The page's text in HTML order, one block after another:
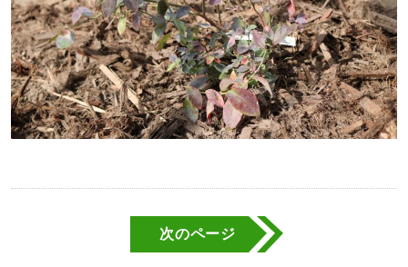
次のページ